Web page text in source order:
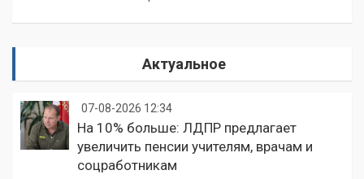
Актуальное
07-08-2026 12:34
На 10% больше: ЛДПР предлагает
увеличить пенсии учителям, врачам и
соцработникам